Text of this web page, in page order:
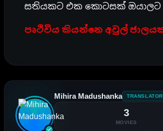
සතියකට එක කොටසක් ඔයාලට
පෘථිවිය කියන්නෙ අවුල්
Mihira Madushanka TRANSLATOR
3
MOVIES